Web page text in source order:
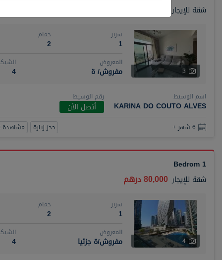
شقة للإيجار
3
سرير
1
حمام
2
المعروض
مفروش/ ة 4
اسم الوسيط
KARINA DO COUTO ALVES
رقم الوسيط
أتصل الأن
6 شهر + حجز زيارة مشاهدة 360
1 Bedrom
شقة للإيجار 80,000 درهم
4
سرير
1
حمام
2
المعروض
مفروش/ة جزئيا 4